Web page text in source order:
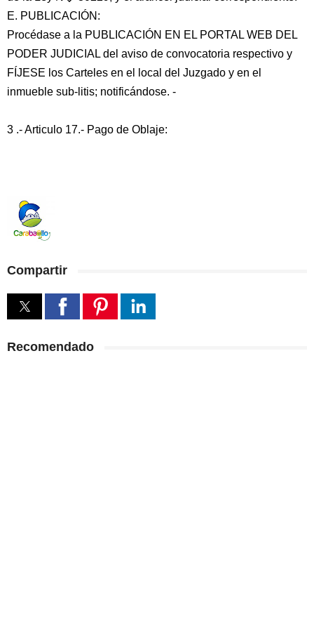
E. PUBLICACIÓN:
Procédase a la PUBLICACIÓN EN EL PORTAL WEB DEL
PODER JUDICIAL del aviso de convocatoria respectivo y
FÍJESE los Carteles en el local del Juzgado y en el
inmueble sub-litis; notificándose. -
3 .- Articulo 17.- Pago de Oblaje:
Compartir
Recomendado